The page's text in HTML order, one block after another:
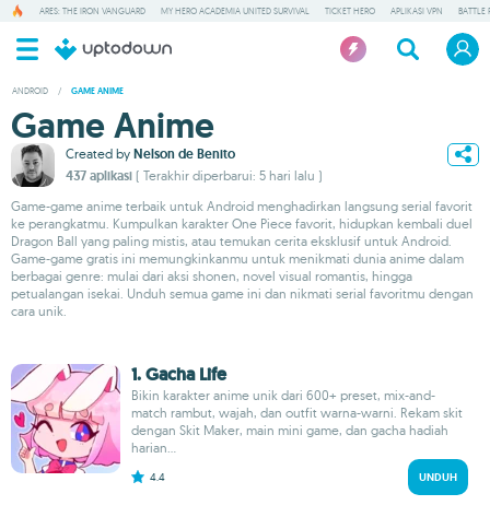
ARES: THE IRON VANGUARD MY HERO ACADEMIA UNITED SURVIVAL TICKET HERO APLIKASI VPN BATTLE
ANDROID / GAME ANIME
Game Anime
Created by Nelson de Benito
437 aplikasi ( Terakhir diperbarui: 5 hari lalu )
Game-game anime terbaik untuk Android menghadirkan langsung serial favorit
ke perangkatmu. Kumpulkan karakter One Piece favorit, hidupkan kembali duel
Dragon Ball yang paling mistis, atau temukan cerita eksklusif untuk Android.
Game-game gratis ini memungkinkanmu untuk menikmati dunia anime dalam
berbagai genre: mulai dari aksi shonen, novel visual romantis, hingga
petualangan isekai. Unduh semua game ini dan nikmati serial favoritmu dengan
cara unik.
1. Gacha Life
Bikin karakter anime unik dari 600+ preset, mix-and-
match rambut, wajah, dan outfit warna-warni. Rekam skit
dengan Skit Maker, main mini game, dan gacha hadiah
harian...
4.4 UNDUH